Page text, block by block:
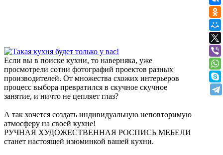
Если вы в поиске кухни, то наверняка, уже
просмотрели сотни фотографий проектов разных
производителей. От множества схожих интерьеров
процесс выбора превратился в скучное скучное
занятие, и ничто не цепляет глаз?
А так хочется создать индивидуальную неповторимую
атмосферу на своей кухне!
РУЧНАЯ ХУДОЖЕСТВЕННАЯ РОСПИСЬ МЕБЕЛИ
станет настоящей изюминкой вашей кухни.